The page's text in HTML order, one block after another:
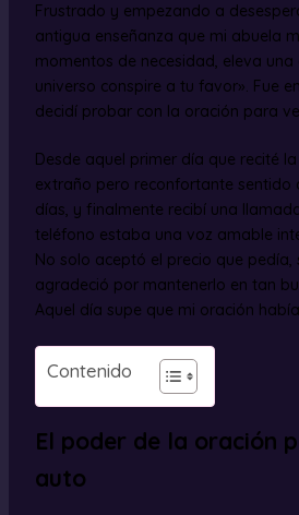
Frustrado y empezando a
antigua enseñanza que mi abuela
momentos de necesidad, eleva
universo conspire a tu favor». Fue
decidí probar con la oración para
Desde aquel primer día que recité
extraño pero reconfortante sentido
días, y finalmente recibí una
teléfono estaba una voz amable
No solo aceptó el precio que pedía,
agradeció por mantenerlo en tan
Aquel día supe que mi oración
Contenido
El poder de la oración
auto